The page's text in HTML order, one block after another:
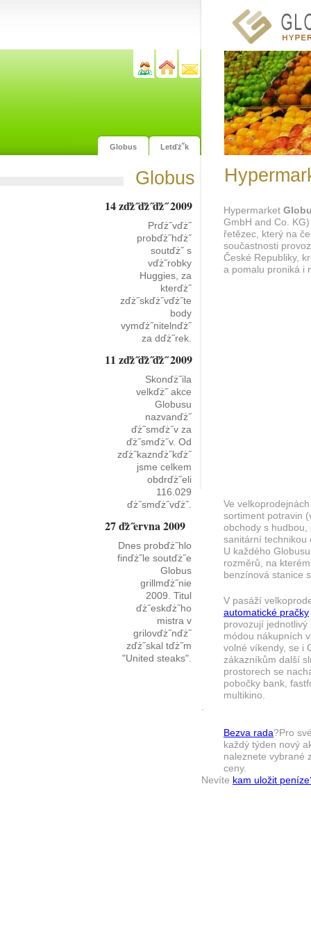
Globus Letďż˝k
Globus
14 zďż˝ďż˝ďż˝ 2009
Prďż˝vďż˝
probďż˝hďż˝
soutďż˝ s
vďż˝robky
Huggies, za
kterďż˝
zďż˝skďż˝vďż˝te
body
vymďż˝nitelnďż˝
za dďż˝rek.
11 zďż˝ďż˝ďż˝ 2009
Skonďż˝ila
velkďż˝ akce
Globusu
nazvanďż˝
ďż˝smďż˝v za
ďż˝smďż˝v. Od
zďż˝kaznďż˝kďż˝
jsme celkem
obdrďż˝eli
116.029
ďż˝smďż˝vďż˝.
27 ďż˝ervna 2009
Dnes probďż˝hlo
finďż˝le soutďż˝e
Globus
grillmďż˝nie
2009. Titul
ďż˝eskďż˝ho
mistra v
grilovďż˝nďż˝
zďż˝skal tďż˝m
"United steaks".
Hypermarket
GmbH and Co.
řetězec, který na
součastnosti
České Republiky,
a pomalu proniká i
Ve
sortiment potravin
obchody s
sanitární
U každého
rozměrů, na
benzínová stanice
V pasáží
automatické pračky
provozují
módou nákupních
volné víkendy, se i
zákazníkům další
prostorech se
pobočky bank,
multikino.
Bezva rada?Pro
každý týden nový
naleznete vybrané
ceny.
Nevíte kam uložit